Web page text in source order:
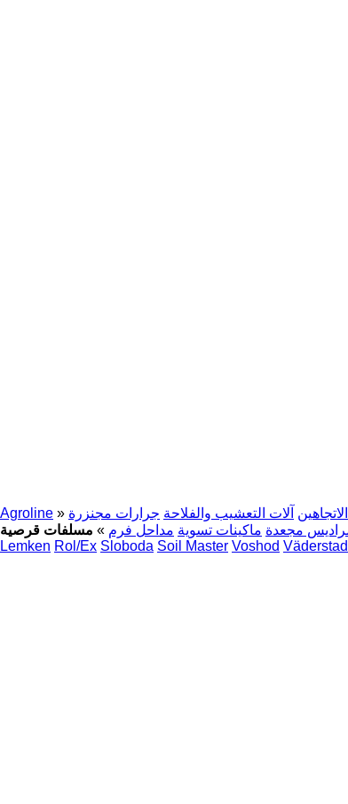
Agroline » آلات التعشيب والفلاحة جرارات مجنزرة
مجعدة ماكينات تسوية مداحل فرم »
Lemken Rol/Ex Sloboda Soil Master Voshod Väderstad